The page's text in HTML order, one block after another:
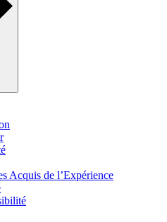
Acquis de l’Expérience